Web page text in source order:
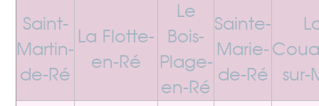
Saint-
Martin-
de-Ré
La Flotte-
en-Ré
Le
Bois-
Plage-
en-Ré
Sainte-
Marie-
de-Ré
sur-